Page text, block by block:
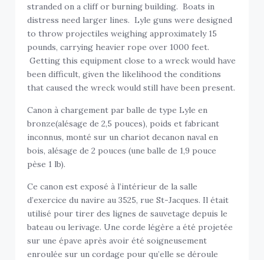
stranded on a cliff or burning building. Boats in
distress need larger lines. Lyle guns were designed
to throw projectiles weighing approximately 15
pounds, carrying heavier rope over 1000 feet.
Getting this equipment close to a wreck would have
been difficult, given the likelihood the conditions
that caused the wreck would still have been present.
Canon à chargement par balle de type Lyle en
bronze(alésage de 2,5 pouces), poids et fabricant
inconnus, monté sur un chariot decanon naval en
bois, alésage de 2 pouces (une balle de 1,9 pouce
pèse 1 lb).
Ce canon est exposé à l’intérieur de la salle
d’exercice du navire au 3525, rue St-Jacques. Il était
utilisé pour tirer des lignes de sauvetage depuis le
bateau ou lerivage. Une corde légère a été projetée
sur une épave après avoir été soigneusement
enroulée sur un cordage pour qu’elle se déroule